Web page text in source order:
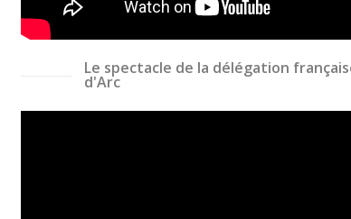
Le spectacle de la délégation
d'Arc